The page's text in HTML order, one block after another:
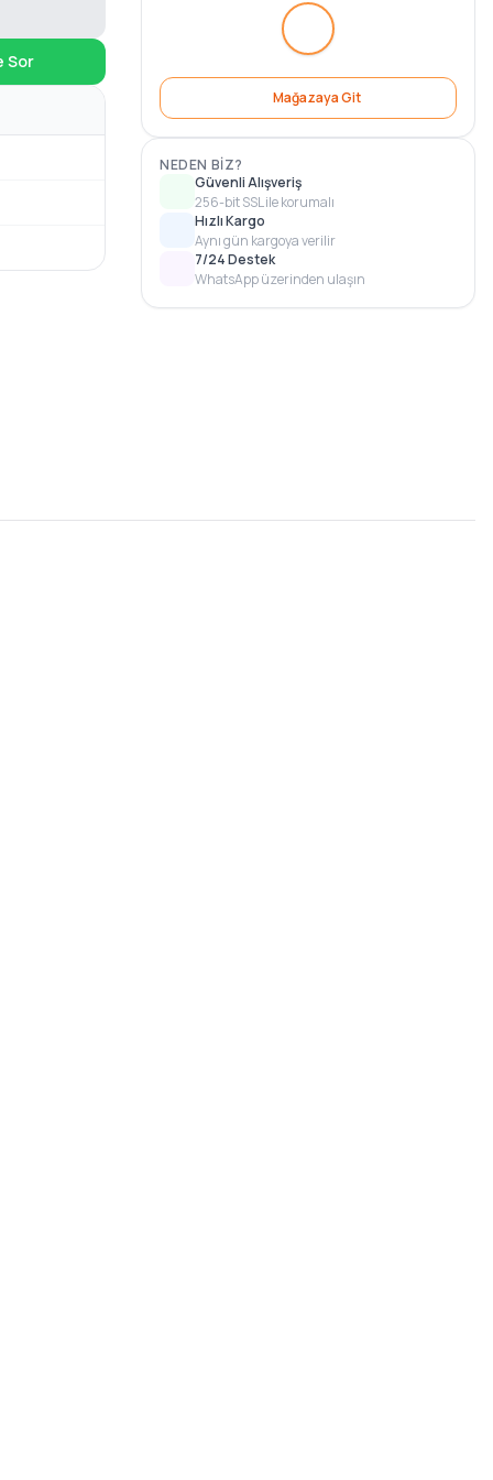
Sor
Mağazaya Git
NEDEN BIZ?
Güvenli Alışveriş
256-bit SSL ile korumalı
Hızlı Kargo
Aynı gün kargoya verilir
7/24 Destek
WhatsApp üzerinden ulaşın